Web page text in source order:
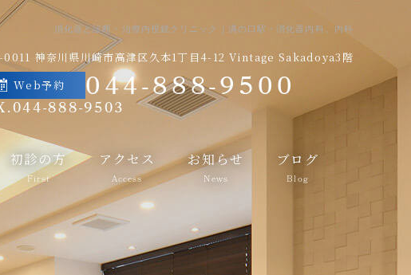
消化器と診断・治療内視鏡クリニック｜溝の口駅・消化器内科、内科
0011 神奈川県川崎市高津区久本1丁目4-12 Vintage Sakadoya3階
Web予約
044-888-9500
888-9503
初診の方
First
アクセス
Access
お知らせ
News
ブログ
Blog